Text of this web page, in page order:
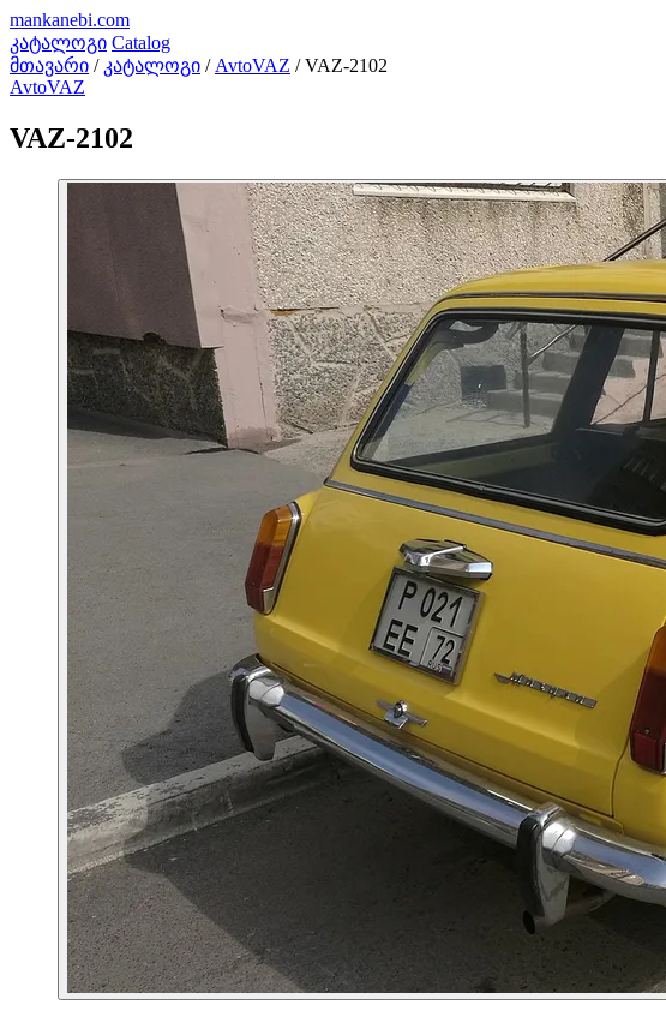
mankanebi.com
კატალოგი Catalog
მთავარი / კატალოგი / AvtoVAZ / VAZ-2102
AvtoVAZ
VAZ-2102